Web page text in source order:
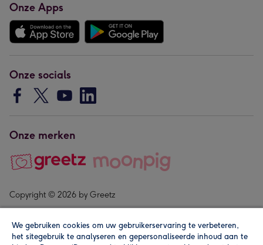
Onze Apps
Onze socials
Onze merken
Copyright © 2026 by Greetz
We gebruiken cookies om uw gebruikerservaring te verbeteren,
het sitegebruik te analyseren en gepersonaliseerde inhoud aan te